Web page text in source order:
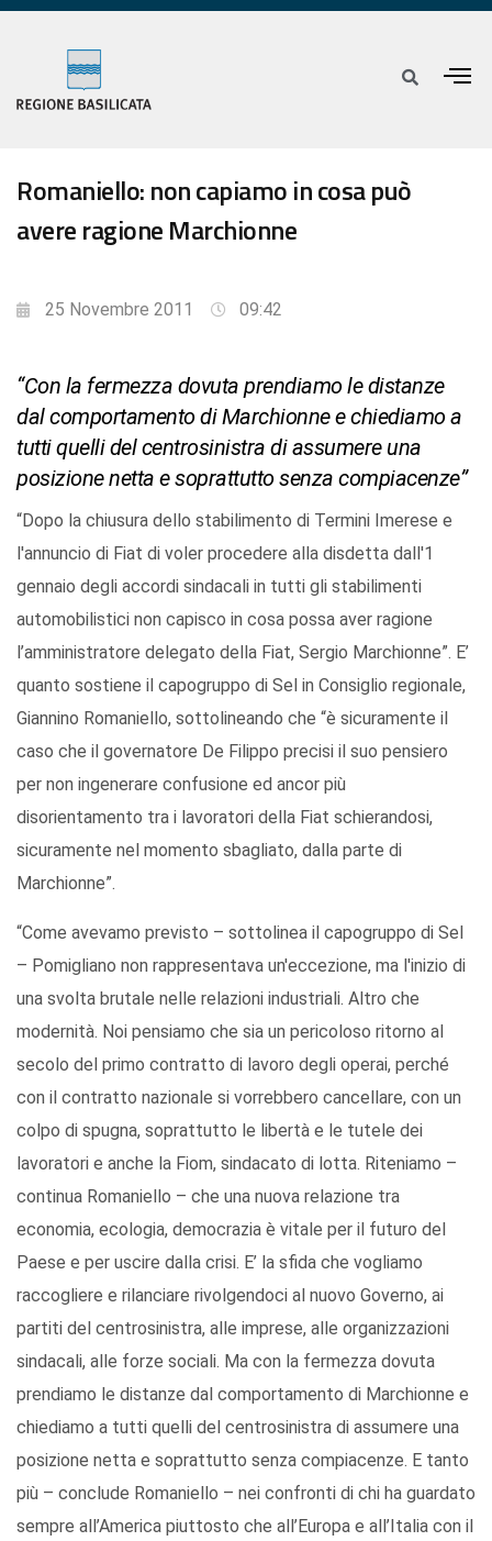
Romaniello: non capiamo in cosa può
avere ragione Marchionne
25 Novembre 2011 09:42
“Con la fermezza dovuta prendiamo le distanze
dal comportamento di Marchionne e chiediamo a
tutti quelli del centrosinistra di assumere una
posizione netta e soprattutto senza compiacenze”
“Dopo la chiusura dello stabilimento di Termini Imerese e
l'annuncio di Fiat di voler procedere alla disdetta dall'1
gennaio degli accordi sindacali in tutti gli stabilimenti
automobilistici non capisco in cosa possa aver ragione
l’amministratore delegato della Fiat, Sergio Marchionne”. E’
quanto sostiene il capogruppo di Sel in Consiglio regionale,
Giannino Romaniello, sottolineando che “è sicuramente il
caso che il governatore De Filippo precisi il suo pensiero
per non ingenerare confusione ed ancor più
disorientamento tra i lavoratori della Fiat schierandosi,
sicuramente nel momento sbagliato, dalla parte di
Marchionne”.
“Come avevamo previsto – sottolinea il capogruppo di Sel
– Pomigliano non rappresentava un'eccezione, ma l'inizio di
una svolta brutale nelle relazioni industriali. Altro che
modernità. Noi pensiamo che sia un pericoloso ritorno al
secolo del primo contratto di lavoro degli operai, perché
con il contratto nazionale si vorrebbero cancellare, con un
colpo di spugna, soprattutto le libertà e le tutele dei
lavoratori e anche la Fiom, sindacato di lotta. Riteniamo –
continua Romaniello – che una nuova relazione tra
economia, ecologia, democrazia è vitale per il futuro del
Paese e per uscire dalla crisi. E’ la sfida che vogliamo
raccogliere e rilanciare rivolgendoci al nuovo Governo, ai
partiti del centrosinistra, alle imprese, alle organizzazioni
sindacali, alle forze sociali. Ma con la fermezza dovuta
prendiamo le distanze dal comportamento di Marchionne e
chiediamo a tutti quelli del centrosinistra di assumere una
posizione netta e soprattutto senza compiacenze. E tanto
più – conclude Romaniello – nei confronti di chi ha guardato
sempre all’America piuttosto che all’Europa e all’Italia con il